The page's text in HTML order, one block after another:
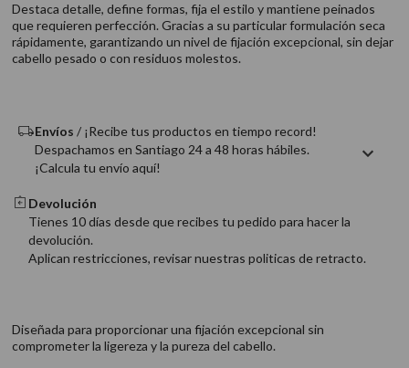
Destaca detalle, define formas, fija el estilo y mantiene peinados
que requieren perfección. Gracias a su particular formulación seca
rápidamente, garantizando un nivel de fijación excepcional, sin dejar
cabello pesado o con residuos molestos.
Envíos / ¡Recibe tus productos en tiempo record!
Despachamos en Santiago 24 a 48 horas hábiles.
¡Calcula tu envío aquí!
Devolución
Tienes 10 días desde que recibes tu pedido para hacer la
devolución.
Aplican restricciones, revisar nuestras politicas de retracto.
Diseñada para proporcionar una fijación excepcional sin
comprometer la ligereza y la pureza del cabello.
8. loreal
9. acondicionador